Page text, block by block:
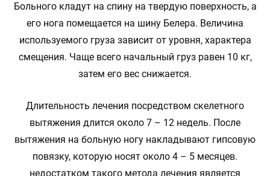
Больного кладут на спину на твердую поверхность, а
его нога помещается на шину Белера. Величина
используемого груза зависит от уровня, характера
смещения. Чаще всего начальный груз равен 10 кг,
затем его вес снижается.
Длительность лечения посредством скелетного
вытяжения длится около 7 – 12 недель. После
вытяжения на больную ногу накладывают гипсовую
повязку, которую носят около 4 – 5 месяцев.
недостатком такого метода лечения является